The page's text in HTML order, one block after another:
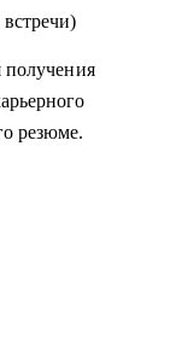
получения
резюме.